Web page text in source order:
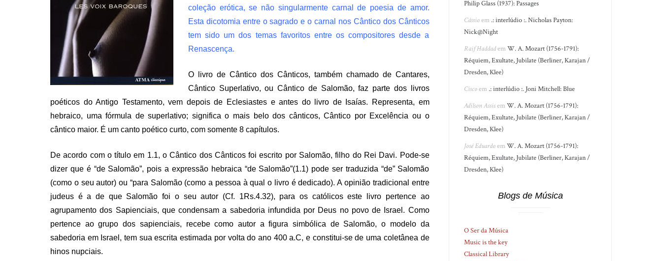
coleção erótica, se não singularmente carnal de poesia de amor.
Esta dicotomia entre o sagrado e o carnal nos Cântico dos Cânticos
tem sido um dos temas favoritos entre os compositores desde a
Renascença.
O livro de Cântico dos Cânticos, também chamado de Cantares,
Cântico Superlativo, ou Cântico de Salomão, faz parte dos livros
poéticos do Antigo Testamento, vem depois de Eclesiastes e antes do livro de Isaías. Representa, em
hebraico, uma fórmula de superlativo; significa o mais belo dos cânticos, Cântico por Excelência ou o
cântico maior. É um canto poético curto, com somente 8 capítulos.
De acordo com o título em 1.1, o Cântico dos Cânticos foi escrito por Salomão, filho do Rei Davi. Pode-se
dizer que é “de Salomão”, pois a expressão hebraica “de Salomão”(1.1) pode ser traduzida “de” Salomão
(como o seu autor) ou “para Salomão (como a pessoa à qual o livro é dedicado). A opinião tradicional entre
judeus é a de que Salomão foi o seu autor (Cf. 1Rs.4.32), para os católicos este livro pertence ao
agrupamento dos Sapienciais, que condensam a sabedoria infundida por Deus no povo de Israel. Como
pertence ao grupo dos sapienciais, recebe como autor a figura simbólica de Salomão, o modelo da
sabedoria em Israel, tem sua escrita estimada por volta do ano 400 a.C, e constitui-se de uma coletânea de
hinos nupciais.
Philip Glass (1937): Passages
Cássioem .: interlúdio :. Nicholas Payton:
Nick@Night
Raif HaddademW. A. Mozart (1756-1791):
Réquiem, Exultate, Jubilate (Berliner, Karajan /
Dresden, Klee)
Ciscoem .: interlúdio :. Joni Mitchell: Blue
Adilson AssisemW. A. Mozart (1756-1791):
Réquiem, Exultate, Jubilate (Berliner, Karajan /
Dresden, Klee)
José EduardoemW. A. Mozart (1756-1791):
Réquiem, Exultate, Jubilate (Berliner, Karajan /
Dresden, Klee)
Blogs de Música
O Ser da Música
Music is the key
Classical Library